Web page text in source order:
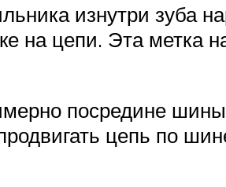
изнутри зуба
на цепи. Эта метка
посредине
цепь по